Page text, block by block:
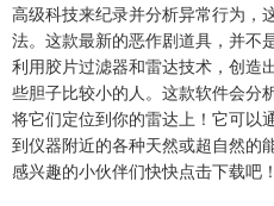
高级科技来纪录并分析异常行为，
法。这款最新的恶作剧道具，并不
利用胶片过滤器和雷达技术，创造
些胆子比较小的人。这款软件会分
将它们定位到你的雷达上！它可以
到仪器附近的各种天然或超自然的
感兴趣的小伙伴们快快点击下载吧！